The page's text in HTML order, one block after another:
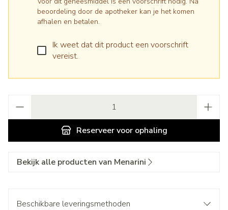
beoordeling door de apotheker kan je het komen
afhalen en betalen.
Ik weet dat dit product een voorschrift
vereist.
Reserveervoor ophaling
Bekijk alle producten van Menarini
Beschikbare leveringsmethoden